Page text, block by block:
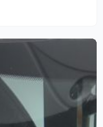
33 klientů Domova